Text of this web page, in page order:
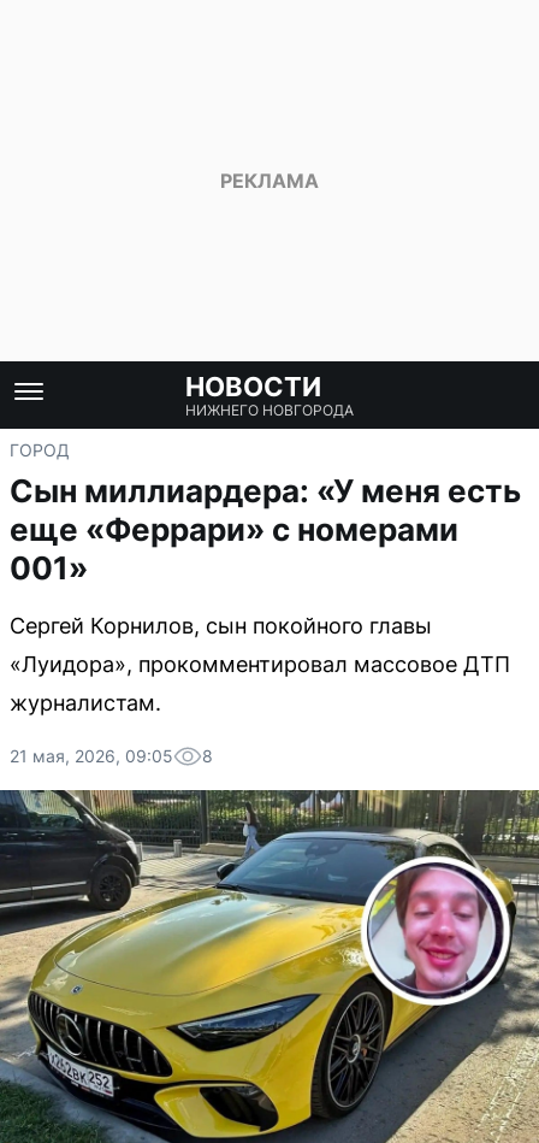
НОВОСТИ
НИЖНЕГО НОВГОРОДА
ГОРОД
Сын миллиардера: «У меня есть
еще «Феррари» с номерами
001»
Сергей Корнилов, сын покойного главы
«Луидора», прокомментировал массовое ДТП
журналистам.
21 мая, 2026, 09:05 8